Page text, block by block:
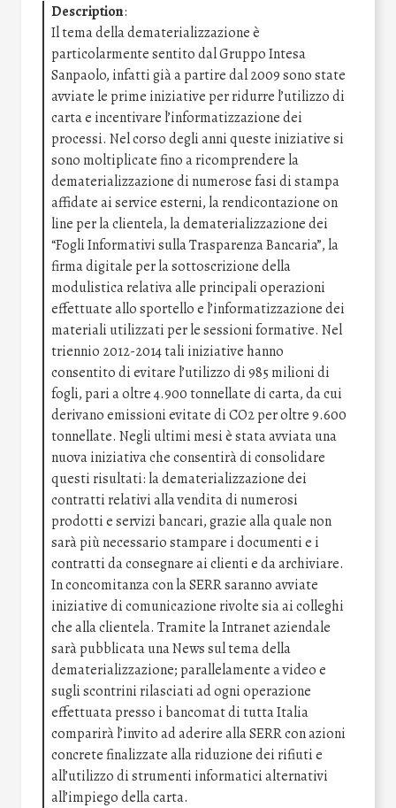
Description:
Il tema della dematerializzazione è
particolarmente sentito dal Gruppo Intesa
Sanpaolo, infatti già a partire dal 2009 sono state
avviate le prime iniziative per ridurre l’utilizzo di
carta e incentivare l’informatizzazione dei
processi. Nel corso degli anni queste iniziative si
sono moltiplicate fino a ricomprendere la
dematerializzazione di numerose fasi di stampa
affidate ai service esterni, la rendicontazione on
line per la clientela, la dematerializzazione dei
“Fogli Informativi sulla Trasparenza Bancaria”, la
firma digitale per la sottoscrizione della
modulistica relativa alle principali operazioni
effettuate allo sportello e l’informatizzazione dei
materiali utilizzati per le sessioni formative. Nel
triennio 2012-2014 tali iniziative hanno
consentito di evitare l’utilizzo di 985 milioni di
fogli, pari a oltre 4.900 tonnellate di carta, da cui
derivano emissioni evitate di CO2 per oltre 9.600
tonnellate. Negli ultimi mesi è stata avviata una
nuova iniziativa che consentirà di consolidare
questi risultati: la dematerializzazione dei
contratti relativi alla vendita di numerosi
prodotti e servizi bancari, grazie alla quale non
sarà più necessario stampare i documenti e i
contratti da consegnare ai clienti e da archiviare.
In concomitanza con la SERR saranno avviate
iniziative di comunicazione rivolte sia ai colleghi
che alla clientela. Tramite la Intranet aziendale
sarà pubblicata una News sul tema della
dematerializzazione; parallelamente a video e
sugli scontrini rilasciati ad ogni operazione
effettuata presso i bancomat di tutta Italia
comparirà l’invito ad aderire alla SERR con azioni
concrete finalizzate alla riduzione dei rifiuti e
all’utilizzo di strumenti informatici alternativi
all’impiego della carta.